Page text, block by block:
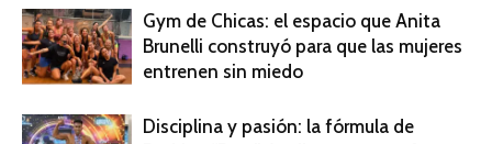
Gym de Chicas: el espacio que Anita
Brunelli construyó para que las mujeres
entrenen sin miedo
Disciplina y pasión: la fórmula de